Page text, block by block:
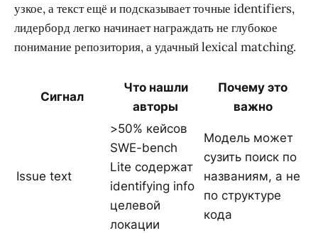
узкое, а текст ещё и подсказывает точные identifiers,
лидерборд легко начинает награждать не глубокое
понимание репозитория, а удачный lexical matching.
Сигнал
Что нашли
авторы
Почему это
важно
Issue text
>50% кейсов
SWE-bench
Lite содержат
identifying info
целевой
локации
Модель может
сузить поиск по
названиям, а не
по структуре
кода